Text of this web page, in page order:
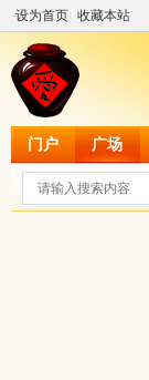
设为首页 收藏本站
门户 广场